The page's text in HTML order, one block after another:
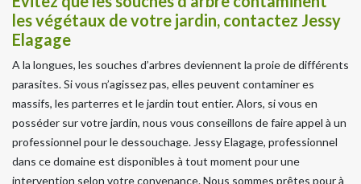
les végétaux de votre jardin, contactez Jessy
Elagage
A la longues, les souches d’arbres deviennent la proie de différents
parasites. Si vous n’agissez pas, elles peuvent contaminer es
massifs, les parterres et le jardin tout entier. Alors, si vous en
posséder sur votre jardin, nous vous conseillons de faire appel à un
professionnel pour le dessouchage. Jessy Elagage, professionnel
dans ce domaine est disponibles à tout moment pour une
intervention selon votre convenance. Nous sommes prêtes pour à